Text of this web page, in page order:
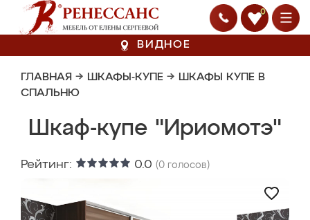
0
ВИДНОЕ
ГЛАВНАЯ → ШКАФЫ-КУПЕ → ШКАФЫ КУПЕ В
СПАЛЬНЮ
Шкаф-купе "Ириомотэ"
Рейтинг: 0.0 (0 голосов)